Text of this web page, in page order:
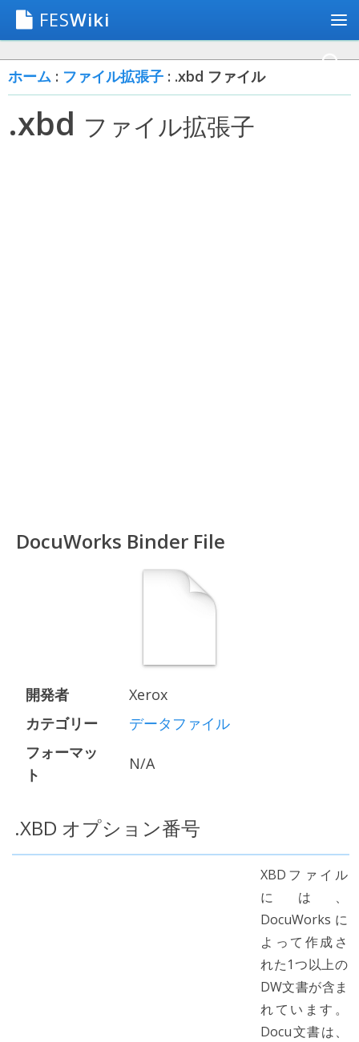
FESWiki
ホーム : ファイル拡張子 : .xbd ファイル
.xbd ファイル拡張子
DocuWorks Binder File
開発者
Xerox
カテゴリー
データファイル
フォーマッ
ト
N/A
.XBD オプション番号
XBDファイル
には、
DocuWorksに
よって作成さ
れた1つ以上の
DW文書が含ま
れています。
Docu文書は、